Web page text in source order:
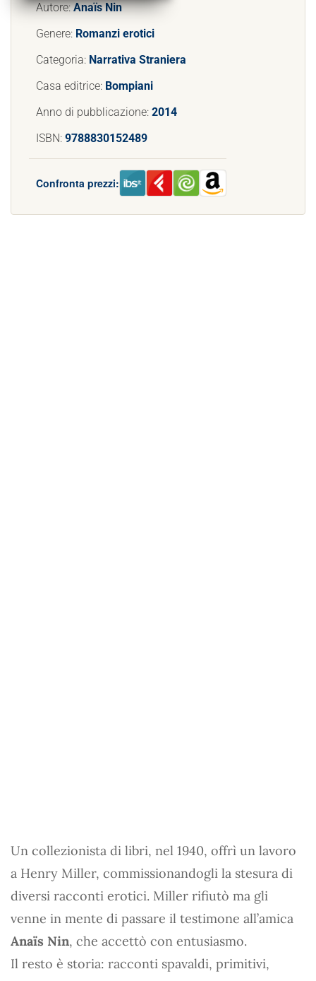
Autore:Anaïs Nin
Genere: Romanzi erotici
Categoria: Narrativa Straniera
Casa editrice: Bompiani
Anno di pubblicazione: 2014
ISBN: 9788830152489
Confronta prezzi:
Un collezionista di libri, nel 1940, offrì un lavoro
a Henry Miller, commissionandogli la stesura di
diversi racconti erotici. Miller rifiutò ma gli
venne in mente di passare il testimone all’amica
Anaïs Nin, che accettò con entusiasmo.
Il resto è storia: racconti spavaldi, primitivi,